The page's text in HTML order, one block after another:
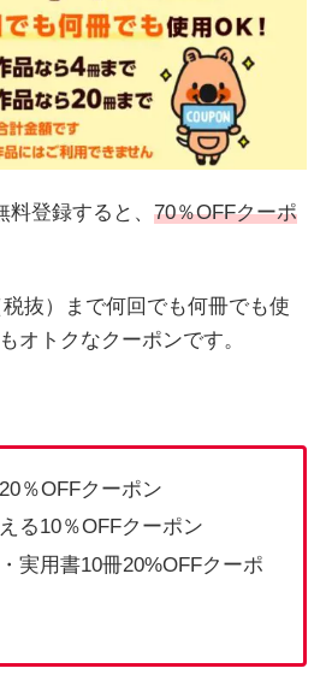
登録すると、 70％OFFクーポ
抜）まで何回でも何冊でも使
オトクなクーポンです。
％OFFクーポン
る10％OFFクーポン
実用書10冊20%OFFクーポ